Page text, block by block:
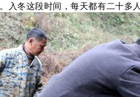
入冬这段时间，每天都有二十多